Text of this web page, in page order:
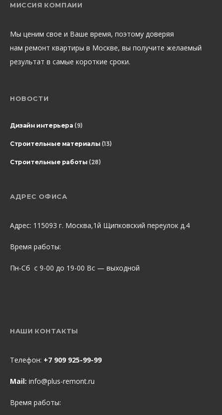
МИССИЯ КОМПАИИ
Мы ценим свое и Ваше время, поэтому доверяя
нам ремонт квартиры в Москве, вы получите желаемый
результат в самые короткие сроки.
НОВОСТИ
Дизайн интерьера (9)
Строительные материалы (13)
Строительные работы (28)
АДРЕС ОФИСА
Адрес: 115093 г. Москва,1й Щипковский переулок д.4
Время работы:
Пн-Сб с 9-00 до 19-00 Вс — выходной
НАШИ КОНТАКТЫ
Телефон: +7 909 925-99-99
Mail: info@plus-remont.ru
Время работы: